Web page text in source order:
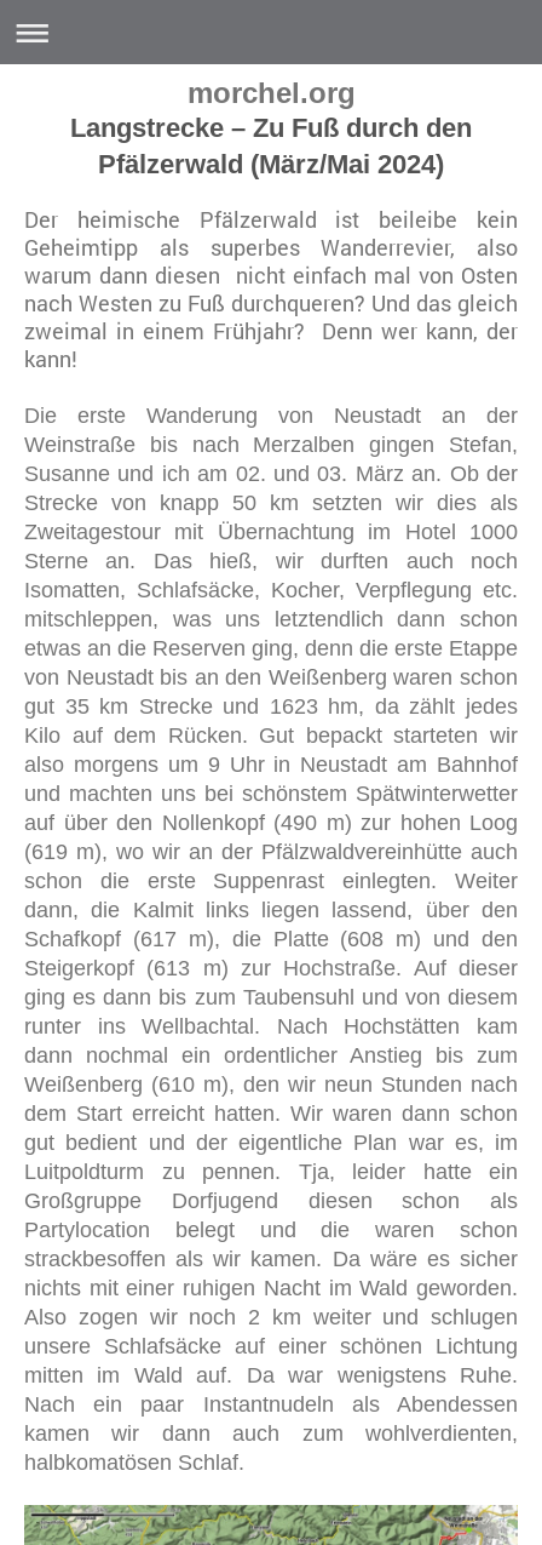
morchel.org
Langstrecke – Zu Fuß durch den
Pfälzerwald (März/Mai 2024)
Der heimische Pfälzerwald ist beileibe kein
Geheimtipp als superbes Wanderrevier, also
warum dann diesen nicht einfach mal von Osten
nach Westen zu Fuß durchqueren? Und das gleich
zweimal in einem Frühjahr? Denn wer kann, der
kann!
Die erste Wanderung von Neustadt an der
Weinstraße bis nach Merzalben gingen Stefan,
Susanne und ich am 02. und 03. März an. Ob der
Strecke von knapp 50 km setzten wir dies als
Zweitagestour mit Übernachtung im Hotel 1000
Sterne an. Das hieß, wir durften auch noch
Isomatten, Schlafsäcke, Kocher, Verpflegung etc.
mitschleppen, was uns letztendlich dann schon
etwas an die Reserven ging, denn die erste Etappe
von Neustadt bis an den Weißenberg waren schon
gut 35 km Strecke und 1623 hm, da zählt jedes
Kilo auf dem Rücken. Gut bepackt starteten wir
also morgens um 9 Uhr in Neustadt am Bahnhof
und machten uns bei schönstem Spätwinterwetter
auf über den Nollenkopf (490 m) zur hohen Loog
(619 m), wo wir an der Pfälzwaldvereinhütte auch
schon die erste Suppenrast einlegten. Weiter
dann, die Kalmit links liegen lassend, über den
Schafkopf (617 m), die Platte (608 m) und den
Steigerkopf (613 m) zur Hochstraße. Auf dieser
ging es dann bis zum Taubensuhl und von diesem
runter ins Wellbachtal. Nach Hochstätten kam
dann nochmal ein ordentlicher Anstieg bis zum
Weißenberg (610 m), den wir neun Stunden nach
dem Start erreicht hatten. Wir waren dann schon
gut bedient und der eigentliche Plan war es, im
Luitpoldturm zu pennen. Tja, leider hatte ein
Großgruppe Dorfjugend diesen schon als
Partylocation belegt und die waren schon
strackbesoffen als wir kamen. Da wäre es sicher
nichts mit einer ruhigen Nacht im Wald geworden.
Also zogen wir noch 2 km weiter und schlugen
unsere Schlafsäcke auf einer schönen Lichtung
mitten im Wald auf. Da war wenigstens Ruhe.
Nach ein paar Instantnudeln als Abendessen
kamen wir dann auch zum wohlverdienten,
halbkomatösen Schlaf.